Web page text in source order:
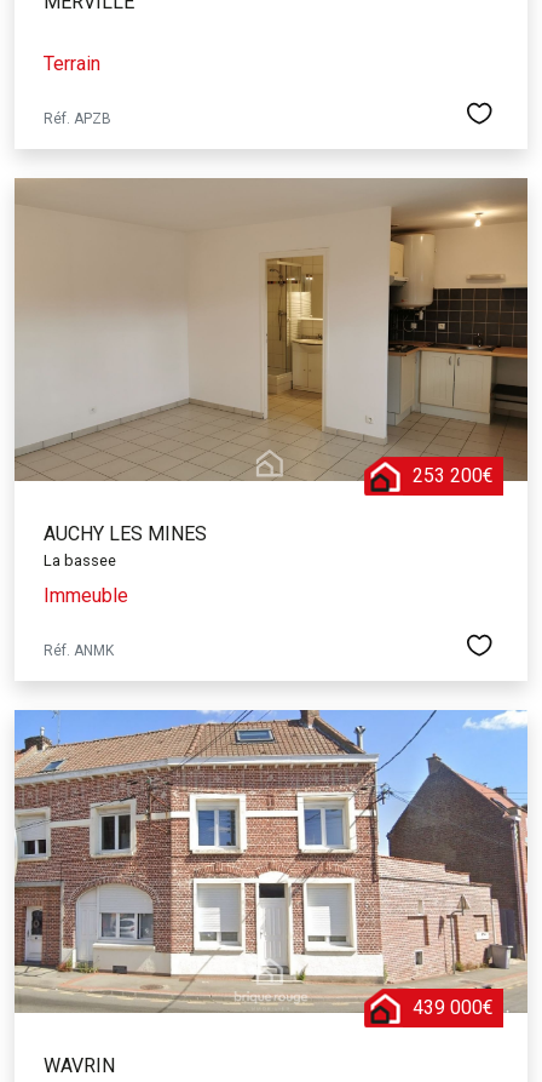
Terrain
Réf. APZB
253 200€
AUCHY LES MINES
La bassee
Immeuble
Réf. ANMK
439 000€
WAVRIN